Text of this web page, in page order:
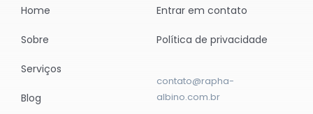
Home
Sobre
Serviços
Blog
Entrar em contato
Política de privacidade
contato@rapha-
albino.com.br